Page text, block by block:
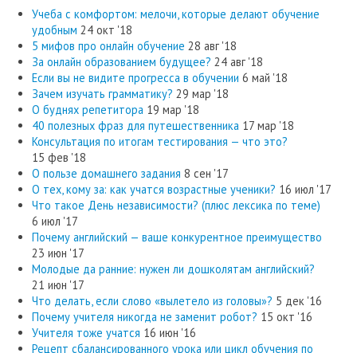
Учеба с комфортом: мелочи, которые делают обучение
удобным 24 окт '18
5 мифов про онлайн обучение 28 авг '18
За онлайн образованием будущее? 24 авг '18
Если вы не видите прогресса в обучении 6 май '18
Зачем изучать грамматику? 29 мар '18
О буднях репетитора 19 мар '18
40 полезных фраз для путешественника 17 мар '18
Консультация по итогам тестирования — что это?
15 фев '18
О пользе домашнего задания 8 сен '17
О тех, кому за: как учатся возрастные ученики? 16 июл '17
Что такое День независимости? (плюс лексика по теме)
6 июл '17
Почему английский — ваше конкурентное преимущество
23 июн '17
Молодые да ранние: нужен ли дошколятам английский?
21 июн '17
Что делать, если слово «вылетело из головы»? 5 дек '16
Почему учителя никогда не заменит робот? 15 окт '16
Учителя тоже учатся 16 июн '16
Рецепт сбалансированного урока или цикл обучения по